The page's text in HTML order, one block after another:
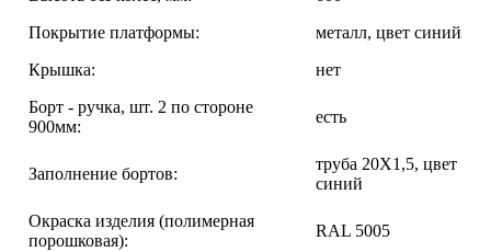
Покрытие платформы:
металл, цвет синий
Крышка:
нет
Борт - ручка, шт. 2 по стороне
900мм:
есть
Заполнение бортов:
труба 20Х1,5, цвет
синий
Окраска изделия (полимерная
порошковая):
RAL 5005